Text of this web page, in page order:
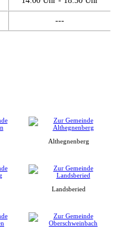
---
Althegnenberg
Landsberied